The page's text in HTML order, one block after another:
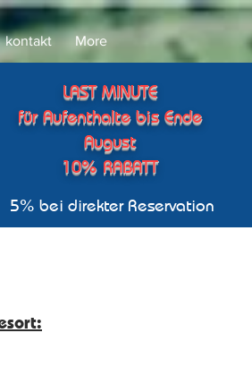
kontakt More
LAST MINUTE
für Aufenthalte bis Ende
August
10% RABATT
5% bei direkter Reservation